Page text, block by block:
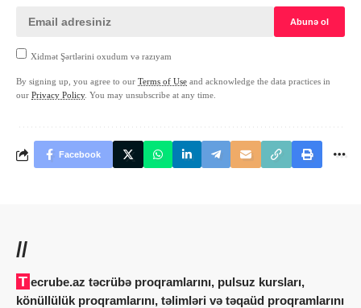
Xidmət Şərtlərini oxudum və razıyam
By signing up, you agree to our Terms of Use and acknowledge the data practices in
our Privacy Policy. You may unsubscribe at any time.
Facebook
//
Tecrube.az təcrübə proqramlarını, pulsuz kursları,
könüllülük proqramlarını, təlimləri və təqaüd proqramlarını